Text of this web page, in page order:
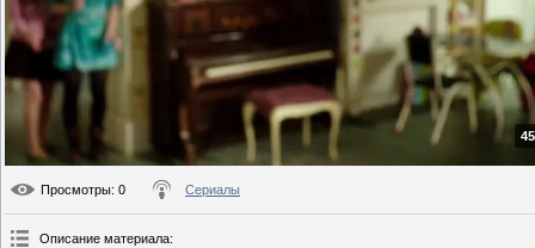
Просмотры: 0 Сериалы
Описание материала: